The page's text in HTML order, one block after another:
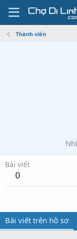
Thành viên
Bài viết
0
Bài viết trên hồ sơ